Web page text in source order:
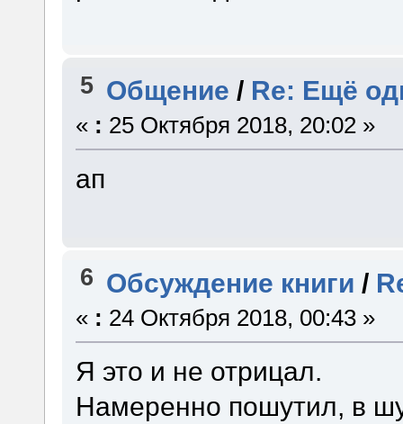
5 Общение / Re: Ещё
« : 25 Октября 2018, 20:02 »
ап
6 Обсуждение книги /
« : 24 Октября 2018, 00:43 »
Я это и не отрицал.
Намеренно пошутил, в